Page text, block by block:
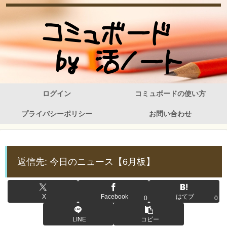
ログイン コミュボードの使い方
プライバシーポリシー お問い合わせ
返信先: 今日のニュース【6月板】
X Facebook 0 はてブ 0
LINE コピー